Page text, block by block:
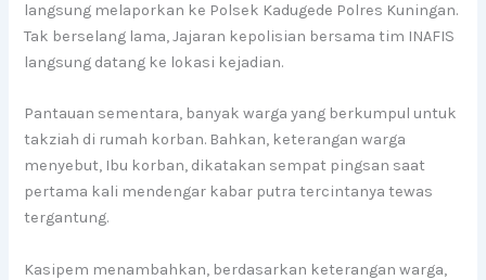
langsung melaporkan ke Polsek Kadugede Polres Kuningan.
Tak berselang lama, Jajaran kepolisian bersama tim INAFIS
langsung datang ke lokasi kejadian.
Pantauan sementara, banyak warga yang berkumpul untuk
takziah di rumah korban. Bahkan, keterangan warga
menyebut, Ibu korban, dikatakan sempat pingsan saat
pertama kali mendengar kabar putra tercintanya tewas
tergantung.
Kasipem menambahkan, berdasarkan keterangan warga,